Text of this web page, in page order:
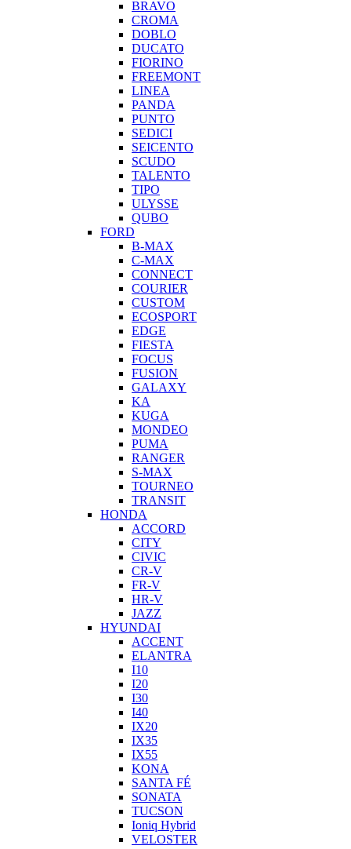
BRAVO
CROMA
DOBLO
DUCATO
FIORINO
FREEMONT
LINEA
PANDA
PUNTO
SEDICI
SEICENTO
SCUDO
TALENTO
TIPO
ULYSSE
QUBO
FORD
B-MAX
C-MAX
CONNECT
COURIER
CUSTOM
ECOSPORT
EDGE
FIESTA
FOCUS
FUSION
GALAXY
KA
KUGA
MONDEO
PUMA
RANGER
S-MAX
TOURNEO
TRANSIT
HONDA
ACCORD
CITY
CIVIC
CR-V
FR-V
HR-V
JAZZ
HYUNDAI
ACCENT
ELANTRA
I10
I20
I30
I40
IX20
IX35
IX55
KONA
SANTA FÉ
SONATA
TUCSON
Ioniq Hybrid
VELOSTER